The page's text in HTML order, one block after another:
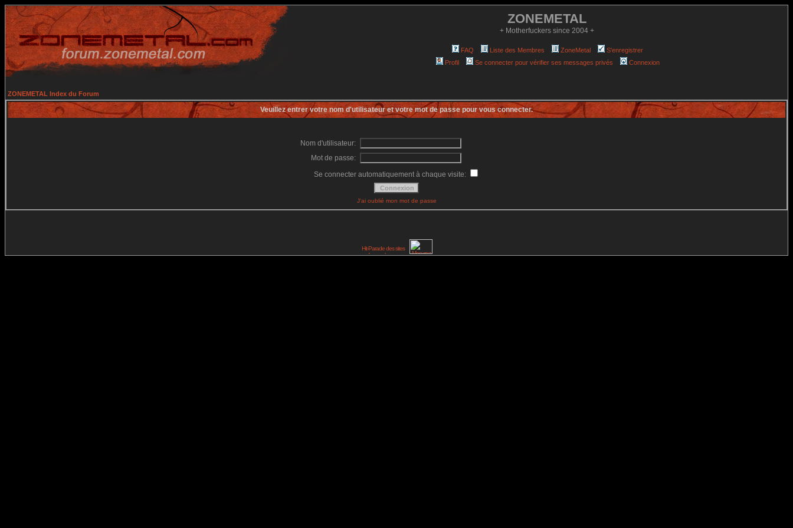
ZONEMETAL
+ Motherfuckers since 2004 +
FAQ Liste des Membres ZoneMetal
S'enregistrer
Profil
Se connecter pour vérifier ses messages privés Connexion
ZONEMETAL Index du Forum
Veuillez entrer votre nom d'utilisateur et votre mot de passe pour vous connecter.
Nom d'utilisateur:
Mot de passe:
Se connecter automatiquement à chaque visite:
J'ai oublié mon mot de passe